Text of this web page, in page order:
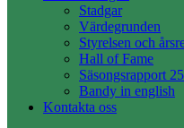
Stadgar
Värdegrunden
Styrelsen och
Hall of Fame
Säsongsrapport
Bandy in english
Kontakta oss